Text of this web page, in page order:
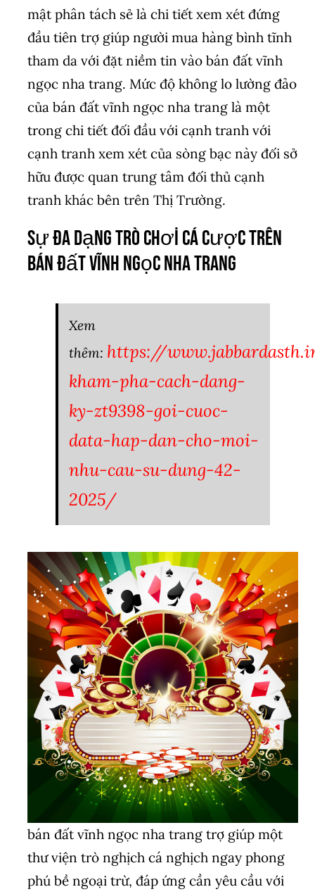
mật phân tách sẻ là chi tiết xem xét đứng
đầu tiên trợ giúp người mua hàng bình tĩnh
tham da với đặt niềm tin vào bán đất vĩnh
ngọc nha trang. Mức độ không lo lường đảo
của bán đất vĩnh ngọc nha trang là một
trong chi tiết đối đầu với cạnh tranh với
cạnh tranh xem xét của sòng bạc này đối sở
hữu được quan trung tâm đối thủ cạnh
tranh khác bên trên Thị Trường.
Sự Đa Dạng Trò Chơi Cá Cược Trên
bán đất vĩnh ngọc nha trang
Xem
thêm: https://
kham-pha-cach-dang-
ky-zt9398-goi-cuoc-
data-hap-dan-cho-moi-
nhu-cau-su-dung-42-
2025/
bán đất vĩnh ngọc nha trang trợ giúp một
thư viện trò nghịch cá nghịch ngay phong
phú bề ngoại trừ, đáp ứng cần yêu cầu với